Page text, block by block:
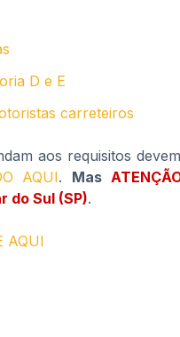
D e E
carreteiros
aos requisitos
AQUI. Mas
do Sul (SP).
AQUI